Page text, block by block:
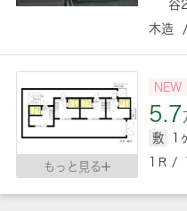
谷
木造
もっと見る
NEW
5.7
敷 1
1Ｒ /